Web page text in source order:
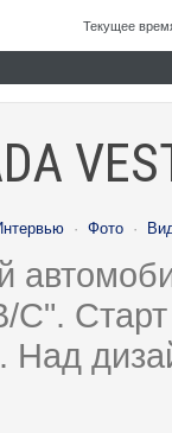
Текущее
· Фото ·
Над